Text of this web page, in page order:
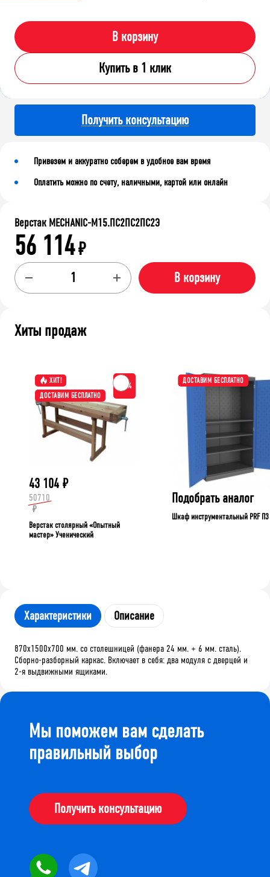
В корзину
Купить в 1 клик
Получить консультацию
Привезем и аккуратно соберем в удобное вам время
Оплатить можно по счету, наличными, картой или онлайн
Верстак MECHANIC-М15.ПС2ПС2ПС2Э
56 114₽
В корзину
Хиты продаж
ХИТ!
ДОСТАВИМ БЕСПЛАТНО
-15%
43 104 ₽
50710
₽
Верстак столярный «Опытный
мастер» Ученический
ДОСТАВИМ БЕСПЛАТНО
Подобрать аналог
Шкаф инструментальный PRF П3
Характеристики Описание
870х1500х700 мм. со столешницей (фанера 24 мм. + 6 мм. сталь).
Сборно-разборный каркас. Включает в себя: два модуля с дверцей и
2-я выдвижными ящиками.
Мы поможем вам сделать
правильный выбор
Получить консультацию